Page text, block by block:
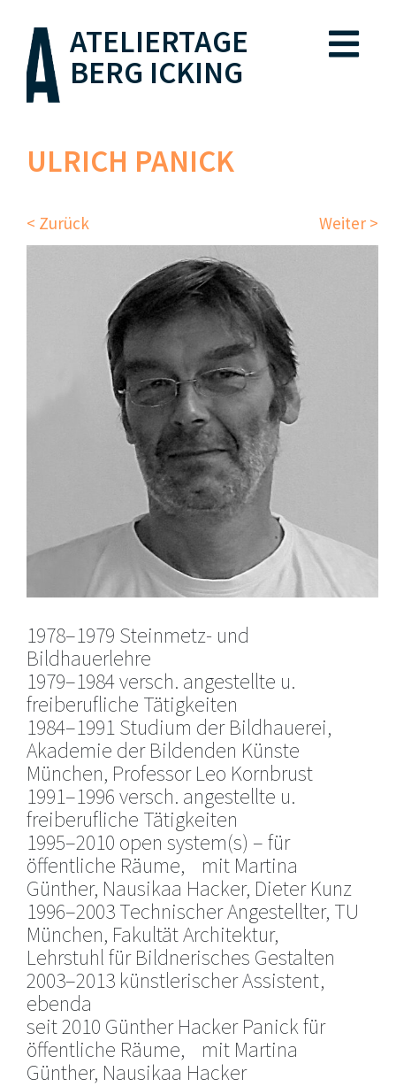
ATELIERTAGE
BERG ICKING
ULRICH PANICK
1978–1979 Steinmetz- und
Bildhauerlehre
1979–1984 versch. angestellte u.
freiberufliche Tätigkeiten
1984–1991 Studium der Bildhauerei,
Akademie der Bildenden Künste
München, Professor Leo Kornbrust
1991–1996 versch. angestellte u.
freiberufliche Tätigkeiten
1995–2010 open system(s) – für
öffentliche Räume, mit Martina
Günther, Nausikaa Hacker, Dieter Kunz
1996–2003 Technischer Angestellter, TU
München, Fakultät Architektur,
Lehrstuhl für Bildnerisches Gestalten
2003–2013 künstlerischer Assistent,
ebenda
seit 2010 Günther Hacker Panick für
öffentliche Räume, mit Martina
Günther, Nausikaa Hacker
< Zurück Weiter >